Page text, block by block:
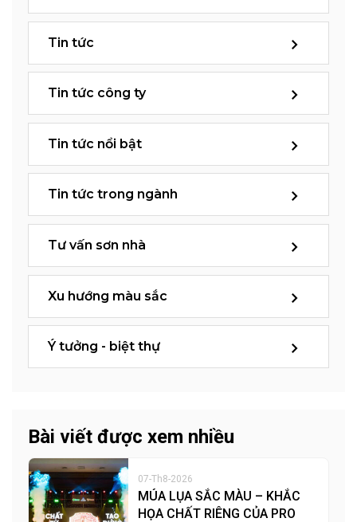
Tin tức
Tin tức công ty
Tin tức nổi bật
Tin tức trong ngành
Tư vấn sơn nhà
Xu hướng màu sắc
Ý tưởng - biệt thự
Bài viết được xem nhiều
07-Th8-2026
MÚA LỤA SẮC MÀU – KHẮC
HỌA CHẤT RIÊNG CỦA PRO